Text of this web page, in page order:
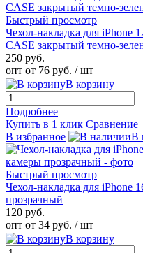
Быстрый просмотр
Чехол-накладка для
CASE закрытый темно-
250 руб.
опт от 76 руб. / шт
В корзину
Подробнее
Купить в 1 клик Сравнение
В избранное
В
Быстрый просмотр
Чехол-накладка для
прозрачный
120 руб.
опт от 34 руб. / шт
В корзину